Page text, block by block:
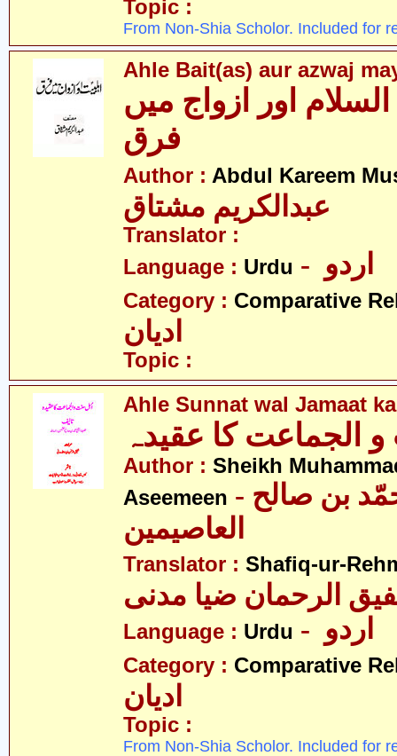
Topic :
From Non-Shia Scholor. Included for
Ahle Bait(as) aur azwaj
اور ازواج میں
Author : Abdul Kareem
عبدالکریم مشتاق
Translator :
Language : Urdu
Category : Comparative
ادیان
Topic :
Ahle Sunnat wal Jamaat
الجماعت کا عقیدہ
Author : Sheikh
Aseemeen - شیخ محمّد بن صالح
العاصیمین
Translator : Shafiq-ur-
Language : Urdu
Category : Comparative
ادیان
Topic :
From Non-Shia Scholor. Included for